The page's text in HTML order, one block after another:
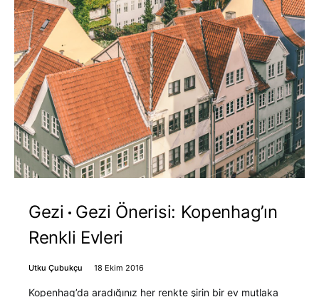
Gezi
Gezi Önerisi: Kopenhag’ın
Renkli Evleri
Utku Çubukçu 18 Ekim 2016
Kopenhag’da aradığınız her renkte şirin bir ev mutlaka